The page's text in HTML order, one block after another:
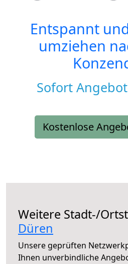
Entspannt
umziehen
Sofort
Kostenlose
Weitere Stadt-/
Düren
Unsere geprüften
Ihnen unverbindliche